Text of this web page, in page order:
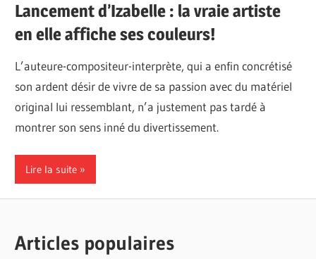
Lancement d’Izabelle : la vraie artiste
en elle affiche ses couleurs!
L’auteure-compositeur-interprète, qui a enfin concrétisé
son ardent désir de vivre de sa passion avec du matériel
original lui ressemblant, n’a justement pas tardé à
montrer son sens inné du divertissement.
Lire la suite
Articles populaires